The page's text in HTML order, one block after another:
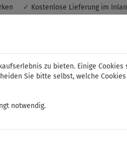
✓ Kostenlose Lieferung im
Dabei werden beispielsweise
Funktionsumfang des Online-Shops
FELO Bauer & Böcker
zu bieten. Einige
Sie bitte selbst, welche
notwendig.